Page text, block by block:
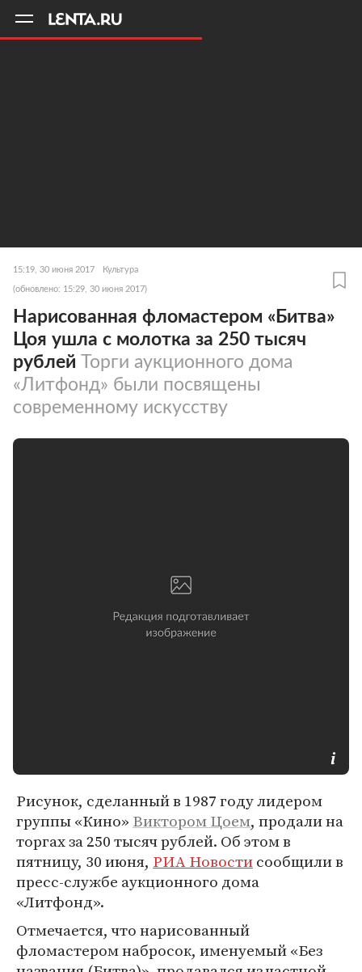
15:19, 30 июня 2017 Культура
(обновлено: 15:29, 30 июня 2017)
Нарисованная фломастером «Битва»
Цоя ушла с молотка за 250 тысяч
рублей Торги аукционного дома
«Литфонд» были посвящены
современному искусству
Рисунок, сделанный в 1987 году лидером
группы «Кино» Виктором Цоем, продали на
торгах за 250 тысяч рублей. Об этом в
пятницу, 30 июня, РИА Новостисообщили в
пресс-службе аукционного дома
«Литфонд».
Отмечается, что нарисованный
фломастером набросок, именуемый «Без